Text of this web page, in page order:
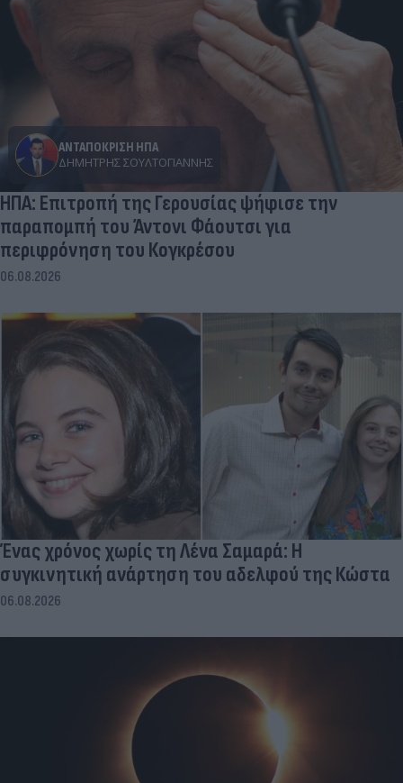
ΑΝΤΑΠΟΚΡΙΣΗ ΗΠΑ
ΔΗΜΉΤΡΗΣ ΣΟΥΛΤΟΓΙΆΝΝΗΣ
ΗΠΑ: Επιτροπή της Γερουσίας ψήφισε την
παραπομπή του Άντονι Φάουτσι για
περιφρόνηση του Κογκρέσου
06.08.2026
Ένας χρόνος χωρίς τη Λένα Σαμαρά: Η
συγκινητική ανάρτηση του αδελφού της Κώστα
06.08.2026